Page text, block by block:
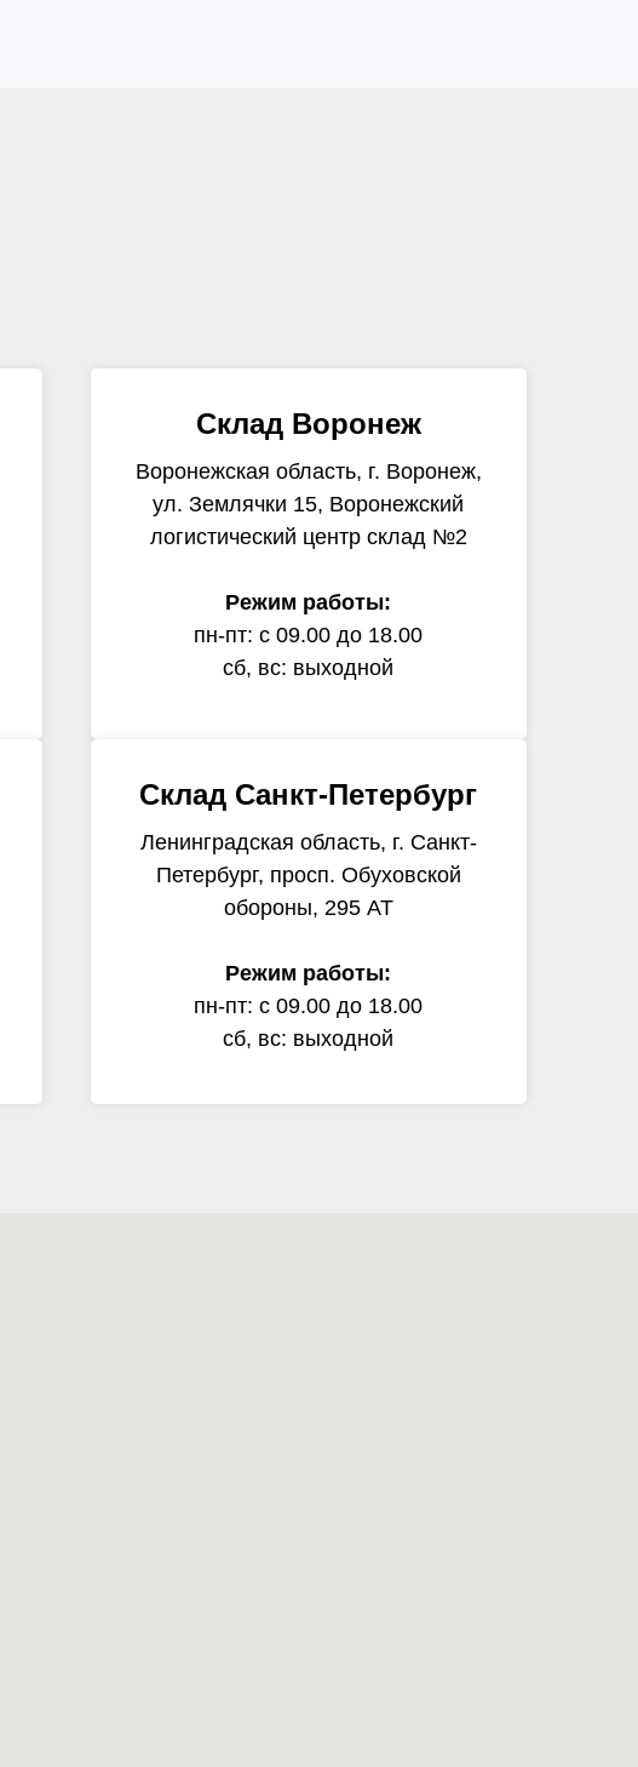
Склад Воронеж
Воронежская область, г. Воронеж,
ул. Землячки 15, Воронежский
логистический центр склад №2
Режим работы:
пн-пт: с 09.00 до 18.00
сб, вс: выходной
Склад Санкт-Петербург
Ленинградская область, г. Санкт-
Петербург, просп. Обуховской
обороны, 295 АТ
Режим работы:
пн-пт: с 09.00 до 18.00
сб, вс: выходной